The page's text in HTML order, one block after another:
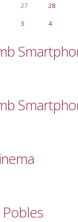
27 28
3 4
Pobles